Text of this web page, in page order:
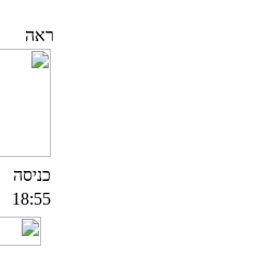
ראה
כניסה
18:55